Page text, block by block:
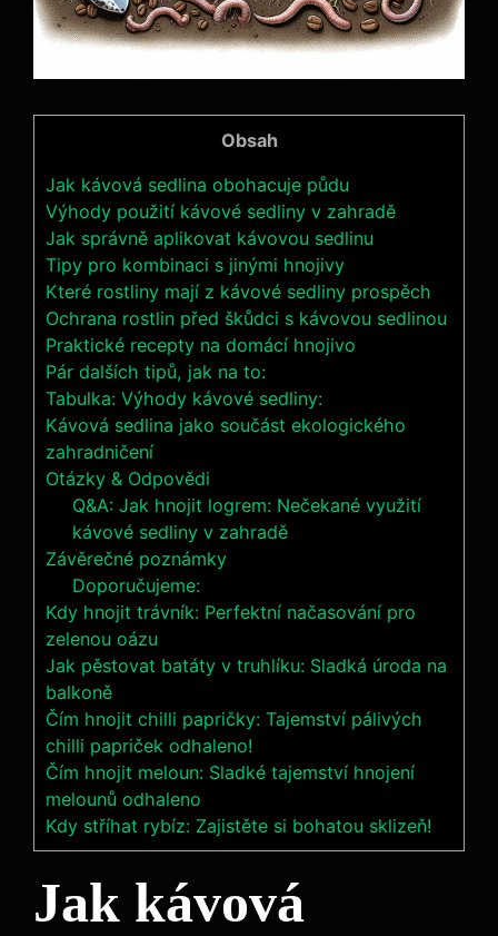
Obsah
Jak kávová sedlina obohacuje půdu
Výhody použití⁣ kávové sedliny v zahradě
Jak správně⁣ aplikovat kávovou sedlinu
Tipy pro kombinaci ⁢s jinými hnojivy
Které⁤ rostliny mají z kávové sedliny⁤ prospěch
Ochrana rostlin před škůdci s kávovou sedlinou
Praktické recepty⁤ na ​domácí hnojivo
Pár dalších tipů, jak na​ to:
Tabulka: Výhody kávové sedliny:
Kávová sedlina jako součást ekologického
zahradničení
Otázky & Odpovědi
Q&A: Jak ⁤hnojit logrem: Nečekané⁢ využití
kávové sedliny v zahradě
Závěrečné poznámky
Doporučujeme:
Kdy hnojit trávník: Perfektní načasování pro
zelenou oázu
Jak pěstovat batáty v truhlíku: Sladká úroda na
balkoně
Čím hnojit chilli papričky: Tajemství pálivých
chilli papriček odhaleno!
Čím hnojit meloun: Sladké tajemství hnojení
melounů odhaleno
Kdy stříhat rybíz: Zajistěte si bohatou sklizeň!
Jak kávová